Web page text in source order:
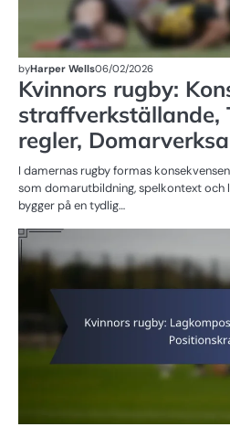
byHarper Wells06/02/2026
Kvinnors rugby:
straffverkställande,
regler,
I damernas rugby formas
som domarutbildning, spelkontext och
bygger på en tydlig…